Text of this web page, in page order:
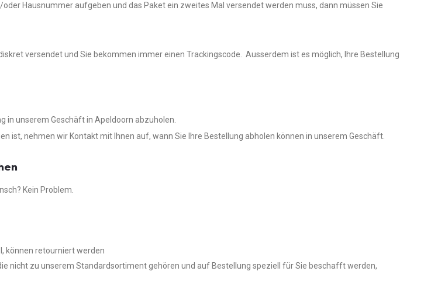
Hausnummer aufgeben und das Paket ein zweites Mal versendet werden muss, dann müssen Sie
versendet und Sie bekommen immer einen Trackingscode. Ausserdem ist es möglich, Ihre Bestellung
in unserem Geschäft in Apeldoorn abzuholen.
ist, nehmen wir Kontakt mit Ihnen auf, wann Sie Ihre Bestellung abholen können in unserem Geschäft.
Kein Problem.
können retourniert werden
nicht zu unserem Standardsortiment gehören und auf Bestellung speziell für Sie beschafft werden,